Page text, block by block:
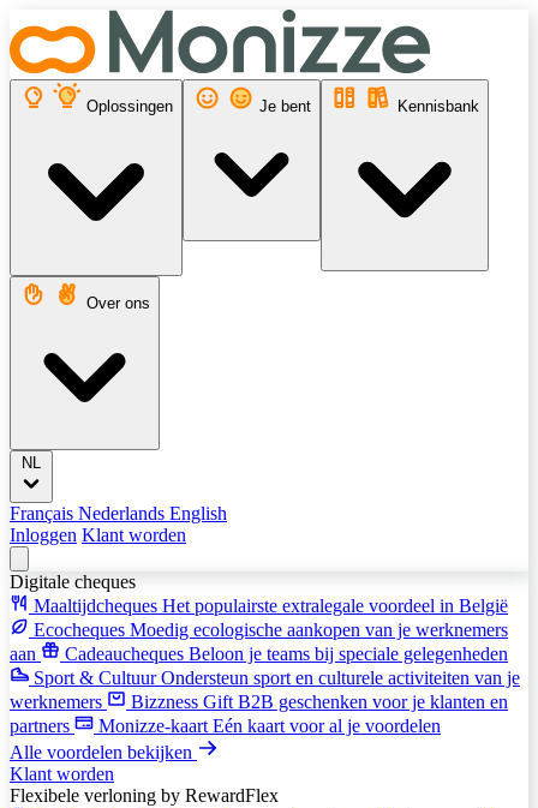
Oplossingen Je bent Kennisbank
Over ons
Français Nederlands English
Inloggen Klant worden
Digitale cheques
Maaltijdcheques Het populairste extralegale voordeel in België
Ecocheques Moedig ecologische aankopen van je werknemers
aan
Cadeaucheques Beloon je teams bij speciale gelegenheden
Sport & CultuurOndersteun sport en culturele activiteiten van je
werknemers
Bizzness Gift B2B geschenken voor je klanten en
partners
Monizze-kaart Eén kaart voor al je voordelen
Alle voordelen bekijken
Klant worden
Flexibele verloning by RewardFlex